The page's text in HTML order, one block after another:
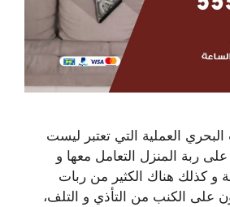
العملية التي تعتبر ليست
ربة المنزل التعامل معها و
و كذلك هناك الكثير من ربات
على الكنب من التأذي و التلف،